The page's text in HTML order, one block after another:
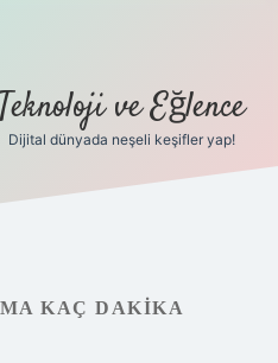
Teknoloji ve Eğlence
Dijital dünyada neşeli keşifler yap!
KAÇ DAKIKA